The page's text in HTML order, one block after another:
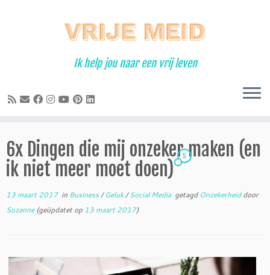
Ik help jou naar een vrij leven
6x Dingen die mij onzeker maken (en
ik niet meer moet doen)
5
13 maart 2017in Business/Geluk/Social Media getagd Onzekerheiddoor
Suzanne(geüpdatet op 13 maart 2017)